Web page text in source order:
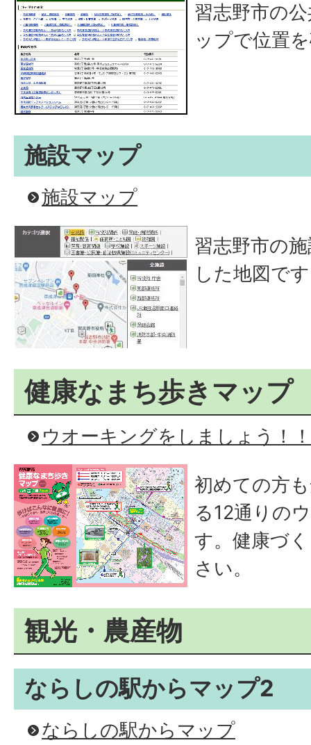
習志野市の
ップで位置
施設マップ
施設マップ
習志野市の
した地図で
健康なまち歩きマップ
ウオーキングをしましょう！！
初めての方
る12通りの
す。健康づ
さい。
観光・農産物
ならしの駅からマップ2
ならしの駅からマップ